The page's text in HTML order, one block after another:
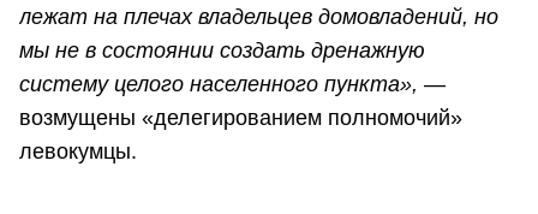
лежат на плечах владельцев домовладений, но
мы не в состоянии создать дренажную
систему целого населенного пункта», —
возмущены «делегированием полномочий»
левокумцы.